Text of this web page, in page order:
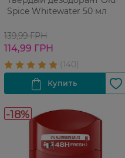
Spice Whitewater 50 мл
139,99 ГРН
114,99 ГРН
-18%